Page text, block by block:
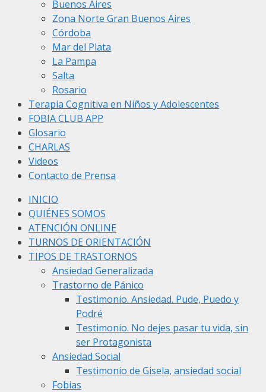
Buenos Aires
Zona Norte Gran Buenos Aires
Córdoba
Mar del Plata
La Pampa
Salta
Rosario
Terapia Cognitiva en Niños y Adolescentes
FOBIA CLUB APP
Glosario
CHARLAS
Videos
Contacto de Prensa
INICIO
QUIÉNES SOMOS
ATENCIÓN ONLINE
TURNOS DE ORIENTACIÓN
TIPOS DE TRASTORNOS
Ansiedad Generalizada
Trastorno de Pánico
Testimonio. Ansiedad. Pude, Puedo y
Podré
Testimonio. No dejes pasar tu vida, sin
ser Protagonista
Ansiedad Social
Testimonio de Gisela, ansiedad social
Fobias